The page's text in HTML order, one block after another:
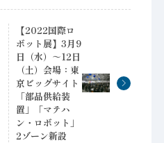
【2022国際ロ
ボット展】3月9
日（水）～12日
（土）会場：東
京ビッグサイト
「部品供給装
置」「マテハ
ン・ロボット」
2ゾーン新設